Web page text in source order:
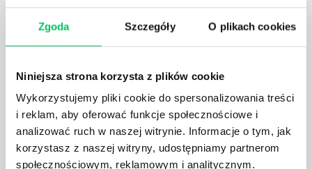
Zgoda Szczegóły O plikach cookies
Niniejsza strona korzysta z plików cookie
Wykorzystujemy pliki cookie do spersonalizowania treści
i reklam, aby oferować funkcje społecznościowe i
analizować ruch w naszej witrynie. Informacje o tym, jak
korzystasz z naszej witryny, udostępniamy partnerom
społecznościowym, reklamowym i analitycznym.
THE HR ANSWER BOOK
Menedżerowie HR i inni specjaliści w tej dziedzinie
muszą wiedzieć, co robić w trudnych sytuacjach
dotyczących swoich pracowników, dyscypliny czy
zwolnień. Aby pomóc osobom pracującym w dziale
zasobów ludzkich, specjaliści Shawn Smith i
Rebecca Mazin opracowali 200 typowych i
dokuczliwych pytań, z którymi takie osoby